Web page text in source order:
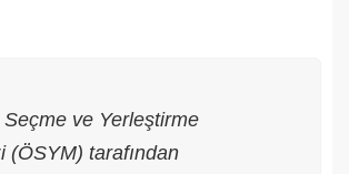
ve Yerleştirme
(ÖSYM) tarafından